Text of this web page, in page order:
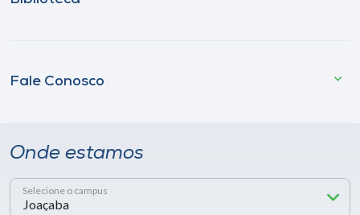
Fale Conosco
Onde estamos
Selecione o campus